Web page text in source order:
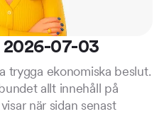
07-03
trygga ekonomiska beslut.
allt innehåll på
när sidan senast